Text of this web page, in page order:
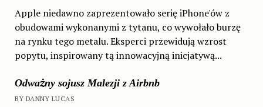
Apple niedawno zaprezentowało serię iPhone'ów z
obudowami wykonanymi z tytanu, co wywołało burzę
na rynku tego metalu. Eksperci przewidują wzrost
popytu, inspirowany tą innowacyjną inicjatywą...
Odważny sojusz Malezji z Airbnb
BY DANNY LUCAS